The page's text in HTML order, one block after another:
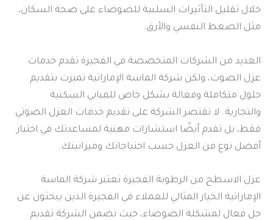
خلال تقليل التأثيرات السلبية للضوضاء على صحة السكان،
مثل الضغط النفسي والأرق.
العديد من الشركات المتخصصة في الفجيرة تقدم خدمات
عزل الصوت، ولكن شركة الماسة الإماراتية تميزت بتقديم
حلول متكاملة وفعالة بشكل خاص للمباني السكنية
والتجارية. لا تقتصر الشركة على تقديم خدمات العزل الصوتي
فقط، بل تقدم أيضًا استشارات مهنية لمساعدتك في اختيار
أفضل نوع من العزل حسب احتياجاتك وميزانيتك.
عزل الاسطح من الرطوبة الفجيرة تعتبر شركة الماسة
الإماراتية الخيار المثالي للعملاء في الفجيرة الذين يبحثون عن
حل فعال لمشكلة الضوضاء، حيث تضمن الشركة تقديم